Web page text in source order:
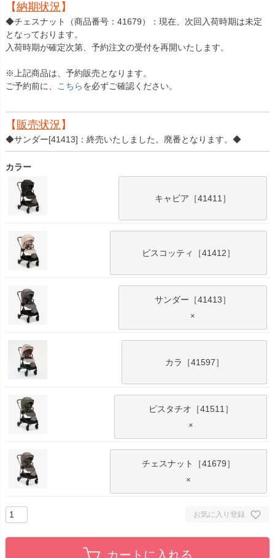
【納期状況 】
◆チェスナット（商品番号：41679）：現在、次回入荷時期は未定
となっております。
入荷時期が確定次第、予約注文の受付を再開いたします。
※上記商品は、予約販売となります。
ご予約前に、
こちらを必ずご確認ください。
【 販売状況 】
◆サンダー[41413]：終売いたしました。廃番となります。◆
カラー
キャビア［41411］
ビスコッティ［41412］
サンダー［41413］
×
カラ［41597］
ピスタチオ［41511］
×
チェスナット［41679］
×
お気に入り登録
カートに入れる